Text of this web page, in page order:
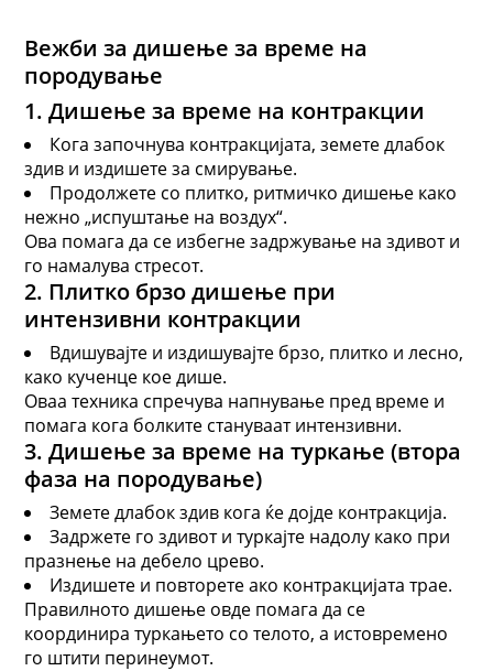
Вежби за дишење за време на
породување
1. Дишење за време на контракции
Кога започнува контракцијата, земете длабок
здив и издишете за смирување.
Продолжете со плитко, ритмичко дишење како
нежно „испуштање на воздух“.
Ова помага да се избегне задржување на здивот и
го намалува стресот.
2. Плитко брзо дишење при
интензивни контракции
Вдишувајте и издишувајте брзо, плитко и лесно,
како кученце кое дише.
Оваа техника спречува напнување пред време и
помага кога болките стануваат интензивни.
3. Дишење за време на туркање (втора
фаза на породување)
Земете длабок здив кога ќе дојде контракција.
Задржете го здивот и туркајте надолу како при
празнење на дебело црево.
Издишете и повторете ако контракцијата трае.
Правилното дишење овде помага да се
координира туркањето со телото, а истовремено
го штити перинеумот.